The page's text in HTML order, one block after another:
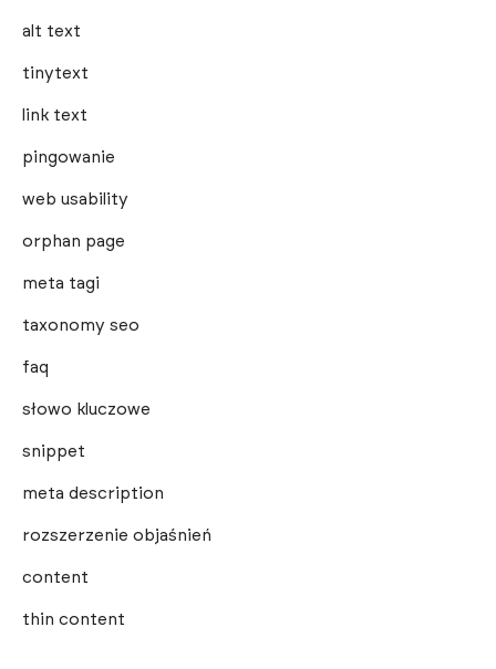
alt text
tinytext
link text
pingowanie
web usability
orphan page
meta tagi
taxonomy seo
faq
słowo kluczowe
snippet
meta description
rozszerzenie objaśnień
content
thin content